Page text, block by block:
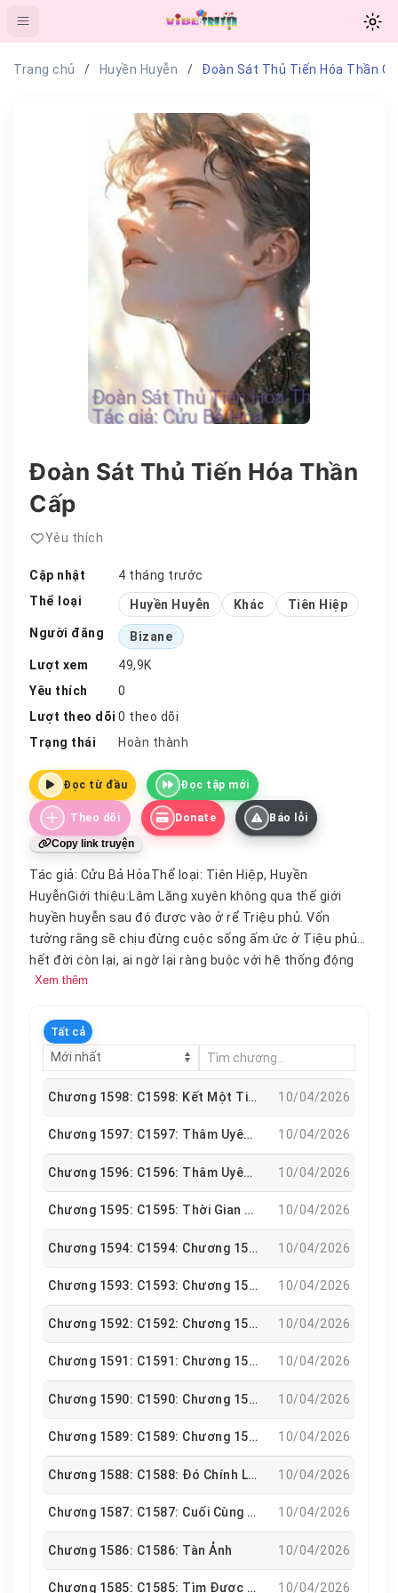
Trang chủ Huyền Huyễn Đoàn Sát Thủ Tiến Hóa Thần
Đoàn Sát Thủ Tiến Hóa Thần
Cấp
Yêu thích
Cập nhật
4 tháng trước
Thể loại
Huyền Huyễn Khác
Tiên Hiệp
Người đăng
Bizane
Lượt xem
49,9K
Yêu thích
0
Lượt theo dõi 0 theo dõi
Trạng thái
Hoàn thành
Đọc từ đầu Đọc tập mới
Theo dõi Donate Báo lỗi
Copy link truyện
Tác giả: Cửu Bả HỏaThể loại: Tiên Hiệp, Huyền
HuyễnGiới thiệu:Lâm Lăng xuyên không qua thế giới
huyền huyễn sau đó được vào ở rể Triệu phủ. Vốn
tưởng rằng sẽ chịu đừng cuộc sống ấm ức ở Tiệu phủ
hết đời còn lại, ai ngờ lại ràng buộc với hệ thống động
vật tiến hóa thần cấp. “Bing, ruồi sát thủ của ngài đã
kim loại, sắc bén như lưỡi dao!” “Bing, thú cưng nhện
của ngài đã tiến hóa xong, đạt được kỹ năng đặc biệt,
độc tố trí mạng!”……Từ đó về sau, trên thế giới có thêm
một tổ chức sát thủ thần bí, lấy động vật làm tay sai,
giết người trong vô hình.
Xem thêm
Tất cả
Chương 1598: C1598: Kết Một Tiếng Huynh Đệ Cả Đời Làm Huynh Đệ 10/04/2026
Chương 1597: C1597: Thâm Uyên Ma Thần 10/04/2026
Chương 1596: C1596: Thâm Uyên Ma Thần 10/04/2026
Chương 1595: C1595: Thời Gian Đứng Yên 10/04/2026
Chương 1594: C1594: Chương 1594 10/04/2026
Chương 1593: C1593: Chương 1593 10/04/2026
Chương 1592: C1592: Chương 1592 10/04/2026
Chương 1591: C1591: Chương 1591 10/04/2026
Chương 1590: C1590: Chương 1590 10/04/2026
Chương 1589: C1589: Chương 1589 10/04/2026
Chương 1588: C1588: Đó Chính Là Một Đạo Thần Hồn 10/04/2026
Chương 1587: C1587: Cuối Cùng Cũng Đoán Đúng 10/04/2026
Chương 1586: C1586: Tàn Ảnh 10/04/2026
Chương 1585: C1585: Tìm Được Rồi 10/04/2026